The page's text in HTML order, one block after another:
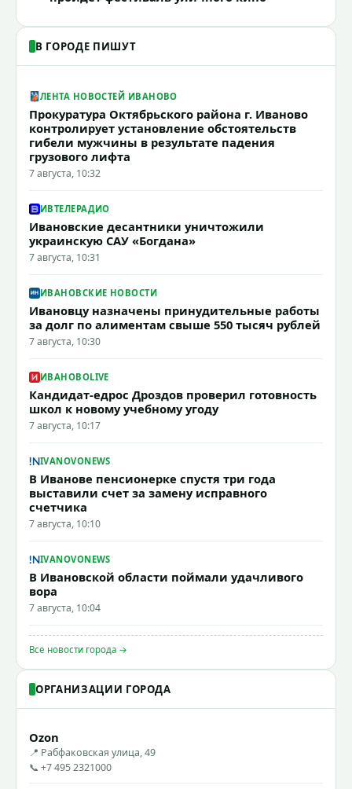
В ГОРОДЕ ПИШУТ
ЛЕНТА НОВОСТЕЙ ИВАНОВО
Прокуратура Октябрьского района г. Иваново
контролирует установление обстоятельств
гибели мужчины в результате падения
грузового лифта
7 августа, 10:32
ИВТЕЛЕРАДИО
Ивановские десантники уничтожили
украинскую САУ «Богдана»
7 августа, 10:31
ИВАНОВСКИЕ НОВОСТИ
Ивановцу назначены принудительные работы
за долг по алиментам свыше 550 тысяч рублей
7 августа, 10:30
ИВАНОВОLIVE
Кандидат-едрос Дроздов проверил готовность
школ к новому учебному угоду
7 августа, 10:17
IVANOVONEWS
В Иванове пенсионерке спустя три года
выставили счет за замену исправного
счетчика
7 августа, 10:10
IVANOVONEWS
В Ивановской области поймали удачливого
вора
7 августа, 10:04
Все новости города →
ОРГАНИЗАЦИИ ГОРОДА
Ozon
📍 Рабфаковская улица, 49
📞 +7 495 2321000